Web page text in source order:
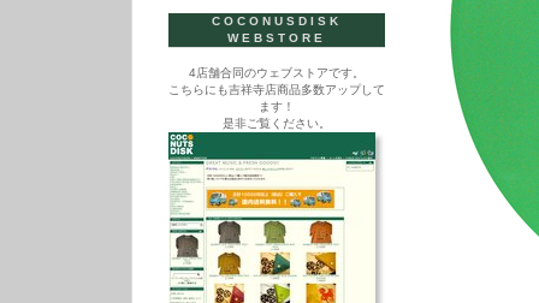
COCONUSDISK
WEBSTORE
4店舗合同のウェブストアです。
こちらにも吉祥寺店商品多数アップして
ます！
是非ご覧ください。